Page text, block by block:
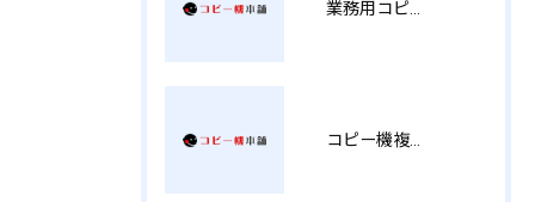
コピー機複合機の選び方と費用比較 MT